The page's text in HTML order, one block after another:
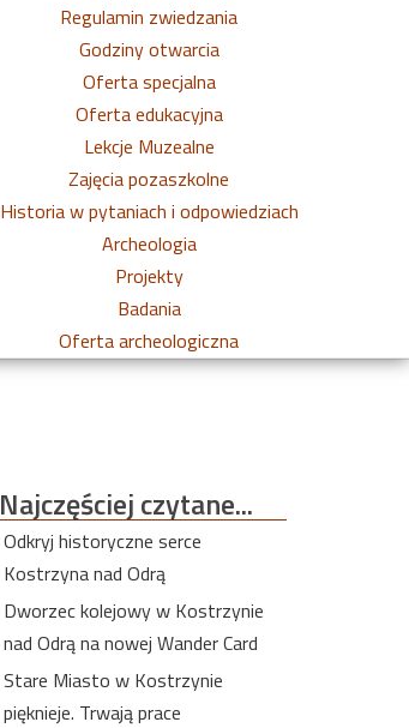
Regulamin zwiedzania
Godziny otwarcia
Oferta specjalna
Oferta edukacyjna
Lekcje Muzealne
Zajęcia pozaszkolne
Historia w pytaniach i odpowiedziach
Archeologia
Projekty
Badania
Oferta archeologiczna
Najczęściejczytane...
Odkryj historyczne serce
Kostrzyna nad Odrą
Dworzec kolejowy w Kostrzynie
nad Odrą na nowej Wander Card
Stare Miasto w Kostrzynie
pięknieje. Trwają prace